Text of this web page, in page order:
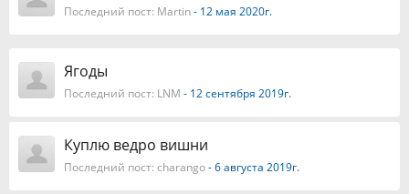
Последний пост: Martin- 12 мая 2020г.
Ягоды
Последний пост: LNM - 12 сентября 2019г.
Куплю ведро вишни
Последний пост: charango- 6 августа 2019г.